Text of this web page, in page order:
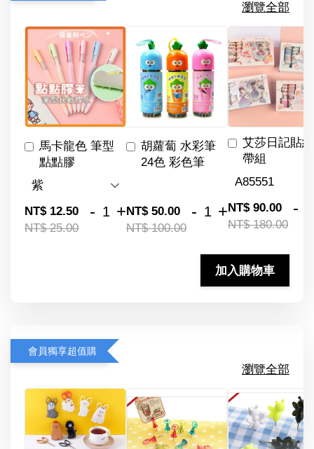
瀏覽全部
馬卡龍色 筆型
點點膠
NT$ 12.50
NT$ 25.00
- +
胡蘿蔔 水彩筆
24色 彩色筆
NT$ 50.00
NT$ 100.00
- +
艾莎日記貼
帶組
NT$ 90.00
NT$ 180.00
-
加入購物車
會員獨享超值購
瀏覽全部